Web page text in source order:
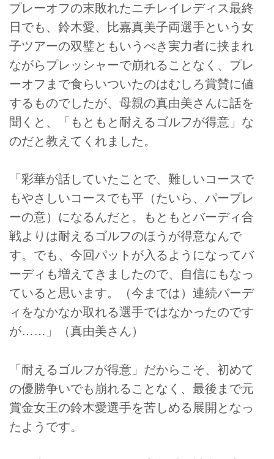
プレーオフの末敗れたニチレイレディス最終
日でも、鈴木愛、比嘉真美子両選手という女
子ツアーの双璧ともいうべき実力者に挟まれ
ながらプレッシャーで崩れることなく、プレ
ーオフまで食らいついたのはむしろ賞賛に値
するものでしたが、母親の真由美さんに話を
聞くと、「もともと耐えるゴルフが得意」な
のだと教えてくれました。
「彩華が話していたことで、難しいコースで
もやさしいコースでも平（たいら、パープレ
ーの意）になるんだと。もともとバーディ合
戦よりは耐えるゴルフのほうが得意なんで
す。でも、今回パットが入るようになってバ
ーディも増えてきましたので、自信にもなっ
ていると思います。（今までは）連続バーデ
ィをなかなか取れる選手ではなかったのです
が……」（真由美さん）
「耐えるゴルフが得意」だからこそ、初めて
の優勝争いでも崩れることなく、最後まで元
賞金女王の鈴木愛選手を苦しめる展開となっ
たようです。